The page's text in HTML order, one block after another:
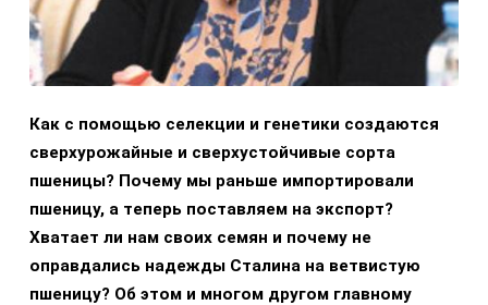
Как с помощью селекции и генетики создаются
сверхурожайные и сверхустойчивые сорта
пшеницы? Почему мы раньше импортировали
пшеницу, а теперь поставляем на экспорт?
Хватает ли нам своих семян и почему не
оправдались надежды Сталина на ветвистую
пшеницу? Об этом и многом другом главному